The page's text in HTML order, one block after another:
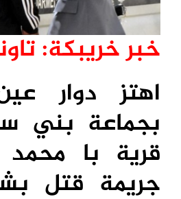
خبر خريبكة:
اهتز دوار
بجماعة بني
قرية با
جريمة قتل